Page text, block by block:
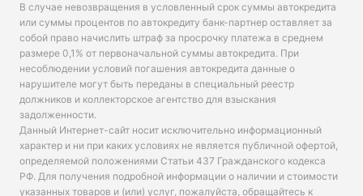
В случае невозвращения в условленный срок суммы автокредита
или суммы процентов по автокредиту банк-партнер оставляет за
собой право начислить штраф за просрочку платежа в среднем
размере 0,1% от первоначальной суммы автокредита. При
несоблюдении условий погашения автокредита данные о
нарушителе могут быть переданы в специальный реестр
должников и коллекторское агентство для взыскания
задолженности.
Данный Интернет-сайт носит исключительно информационный
характер и ни при каких условиях не является публичной офертой,
определяемой положениями Статьи 437 Гражданского кодекса
РФ. Для получения подробной информации о наличии и стоимости
указанных товаров и (или) услуг, пожалуйста, обращайтесь к